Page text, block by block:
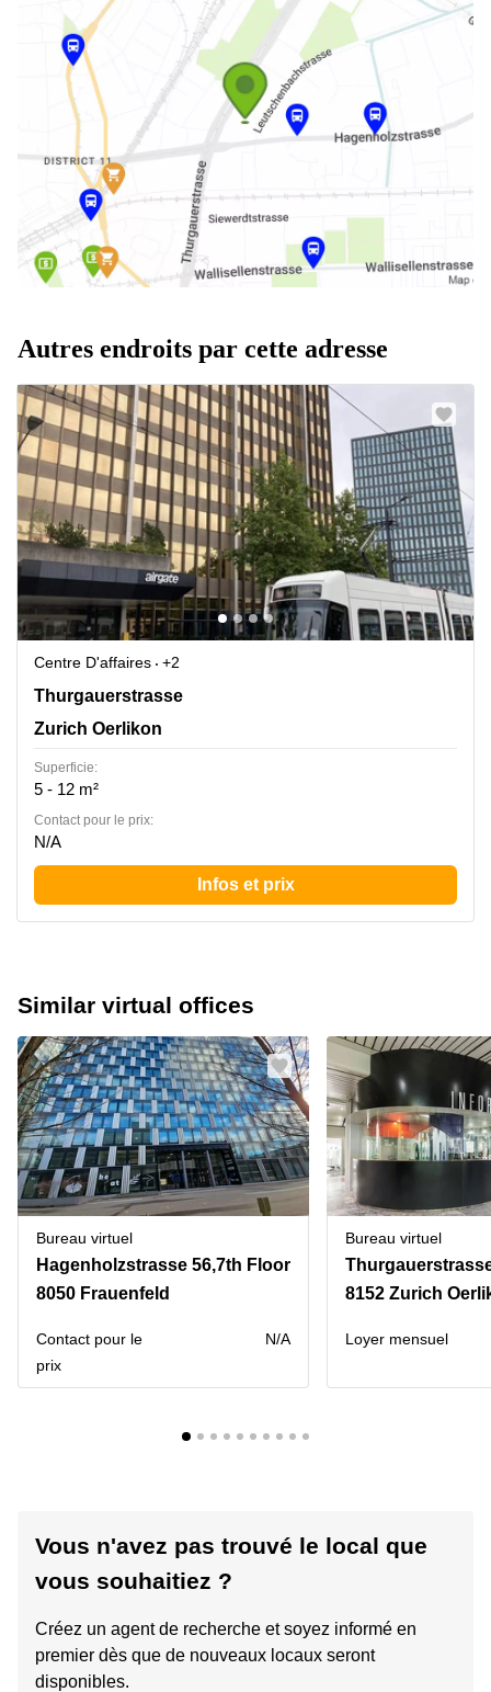
Autres endroits par cette adresse
Centre D'affaires
+2
Thurgauerstrasse 40, Zurich Oerlikon
Thurgauerstrasse
Zurich Oerlikon
Superficie:
5 - 12 m²
Contact pour le prix:
N/A
Infos et prix
Similar virtual offices
Bureau virtuel
Hagenholzstrasse 56,7th Floor
8050 Frauenfeld
Contact pour le
prix
N/A
Bureau virtuel
8152 Zurich
Loyer mensuel
Vous n'avez pas trouvé le local que
vous souhaitiez ?
Créez un agent de recherche et soyez informé en
premier dès que de nouveaux locaux seront
disponibles.